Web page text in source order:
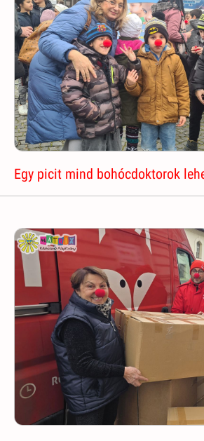
Egy picit mind bohócdoktorok